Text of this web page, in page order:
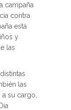
campaña
contra
está
y
las
las
su cargo,